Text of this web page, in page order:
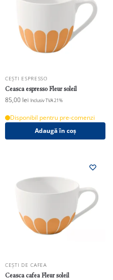
CEȘTI ESPRESSO
Ceasca espresso Fleur soleil
85,00 lei Inclusiv TVA 21%
Disponibil pentru pre-comenzi
Adaugă în coș
CEȘTI DE CAFEA
Ceasca cafea Fleur soleil